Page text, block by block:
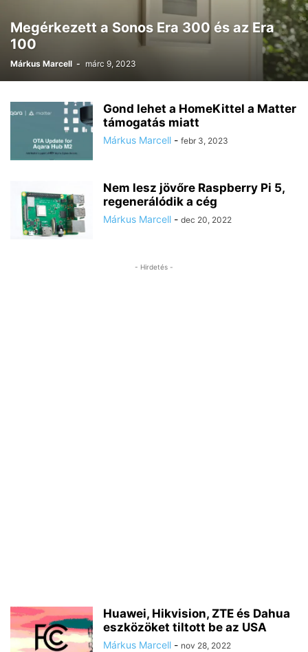
Megérkezett a Sonos Era 300 és az Era
100
Márkus Marcell - márc 9, 2023
Gond lehet a HomeKittel a Matter
támogatás miatt
Márkus Marcell - febr 3, 2023
Nem lesz jövőre Raspberry Pi 5,
regenerálódik a cég
Márkus Marcell - dec 20, 2022
- Hirdetés -
Huawei, Hikvision, ZTE és Dahua
eszközöket tiltott be az USA
Márkus Marcell - nov 28, 2022